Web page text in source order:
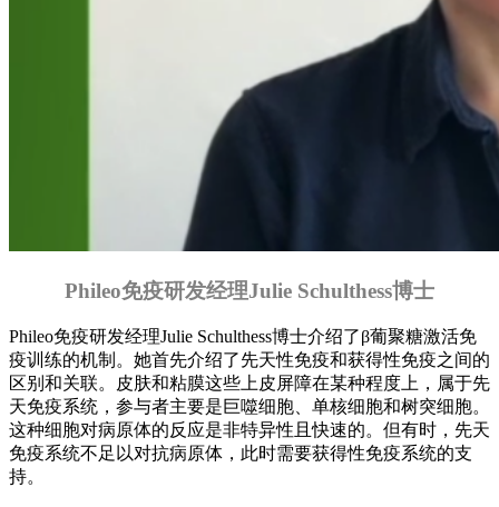
Phileo免疫研发经理Julie Schulthess博士
Phileo免疫研发经理Julie Schulthess博士介绍了β葡聚糖激活免
疫训练的机制。她首先介绍了先天性免疫和获得性免疫之间的
区别和关联。皮肤和粘膜这些上皮屏障在某种程度上，属于先
天免疫系统，参与者主要是巨噬细胞、单核细胞和树突细胞。
这种细胞对病原体的反应是非特异性且快速的。但有时，先天
免疫系统不足以对抗病原体，此时需要获得性免疫系统的支
持。